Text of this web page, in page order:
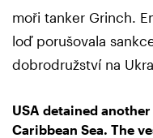
moři tanker Grinch.
loď porušovala
dobrodružství na
USA detained
Caribbean Sea. The